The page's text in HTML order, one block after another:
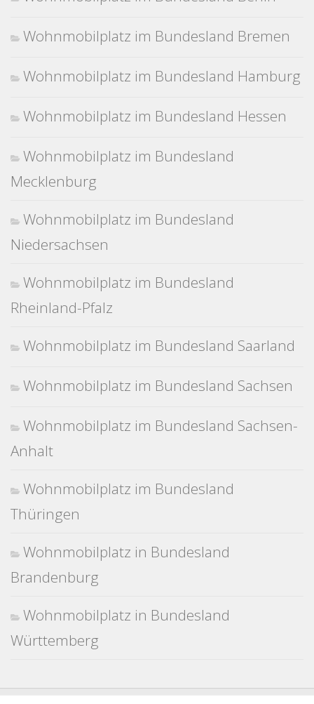
Wohnmobilplatz im Bundesland Bremen
Wohnmobilplatz im Bundesland Hamburg
Wohnmobilplatz im Bundesland Hessen
Wohnmobilplatz im Bundesland
Mecklenburg
Wohnmobilplatz im Bundesland
Niedersachsen
Wohnmobilplatz im Bundesland
Rheinland-Pfalz
Wohnmobilplatz im Bundesland Saarland
Wohnmobilplatz im Bundesland Sachsen
Wohnmobilplatz im Bundesland Sachsen-
Anhalt
Wohnmobilplatz im Bundesland
Thüringen
Wohnmobilplatz in Bundesland
Brandenburg
Wohnmobilplatz in Bundesland
Württemberg